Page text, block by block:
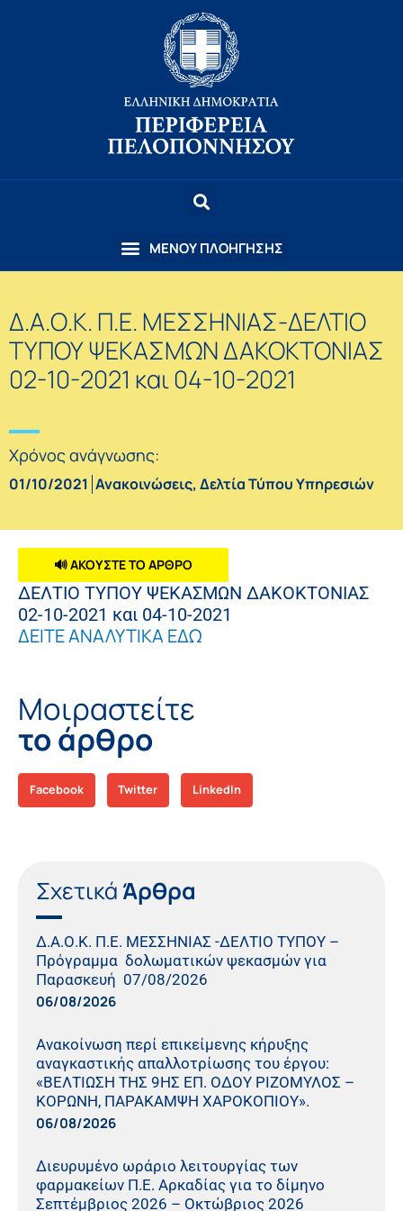
Δ.Α.Ο.Κ. Π.Ε. ΜΕΣΣΗΝΙΑΣ-ΔΕΛΤΙΟ
ΤΥΠΟΥ ΨΕΚΑΣΜΩΝ ΔΑΚΟΚΤΟΝΙΑΣ
02-10-2021 και 04-10-2021
Χρόνος ανάγνωσης:
01/10/2021 Ανακοινώσεις, Δελτία Τύπου Υπηρεσιών
🔊 ΑΚΟΥΣΤΕ ΤΟ ΑΡΘΡΟ
ΔΕΛΤΙΟ ΤΥΠΟΥ ΨΕΚΑΣΜΩΝ ΔΑΚΟΚΤΟΝΙΑΣ
02-10-2021 και 04-10-2021
ΔΕΙΤΕ ΑΝΑΛΥΤΙΚΑ ΕΔΩ
Μοιραστείτε
το άρθρο
Facebook Twitter LinkedIn
Σχετικά Άρθρα
Δ.Α.Ο.Κ. Π.Ε. ΜΕΣΣΗΝΙΑΣ -ΔΕΛΤΙΟ ΤΥΠΟΥ –
Πρόγραμμα δολωματικών ψεκασμών για
Παρασκευή 07/08/2026
06/08/2026
Ανακοίνωση περί επικείμενης κήρυξης
αναγκαστικής απαλλοτρίωσης του έργου:
«ΒΕΛΤΙΩΣΗ ΤΗΣ 9ΗΣ ΕΠ. ΟΔΟΥ ΡΙΖΟΜΥΛΟΣ –
ΚΟΡΩΝΗ, ΠΑΡΑΚΑΜΨΗ ΧΑΡΟΚΟΠΙΟΥ».
06/08/2026
Διευρυμένο ωράριο λειτουργίας των
φαρμακείων Π.Ε. Αρκαδίας για το δίμηνο
Σεπτέμβριος 2026 – Οκτώβριος 2026